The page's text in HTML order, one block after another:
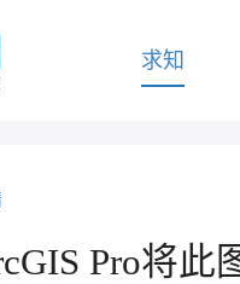
求知
Pro将此